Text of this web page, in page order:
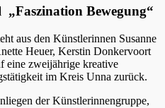
„Faszination Bewegung“
aus den Künstlerinnen Susanne
Heuer, Kerstin Donkervoort
eine zweijährige kreative
im Kreis Unna zurück.
der Künstlerinnengruppe,